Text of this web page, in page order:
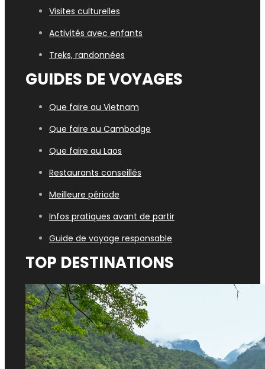
Visites culturelles
Activités avec enfants
Treks, randonnées
GUIDES DE VOYAGES
Que faire au Vietnam
Que faire au Cambodge
Que faire au Laos
Restaurants conseillés
Meilleure période
Infos pratiques avant de partir
Guide de voyage responsable
TOP DESTINATIONS